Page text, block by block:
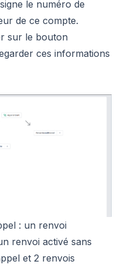
le numéro de
de ce compte.
sur le bouton
ces informations
: un renvoi
renvoi activé sans
et 2 renvois